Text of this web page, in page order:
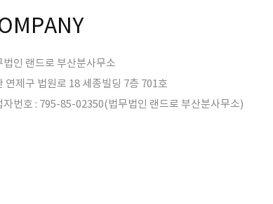
법인 랜드로 부산분사무소
연제구 법원로 18 세종빌딩 7층 701호
자번호 : 795-85-02350(법무법인 랜드로 부산분사무소)